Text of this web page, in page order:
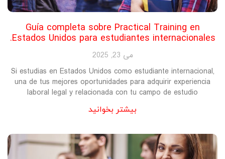
Guía completa sobre Practical Training en
Estados Unidos para estudiantes internacionales.
می 23, 2025
Si estudias en Estados Unidos como estudiante internacional,
una de tus mejores oportunidades para adquirir experiencia
laboral legal y relacionada con tu campo de estudio
بیشتر بخوانید